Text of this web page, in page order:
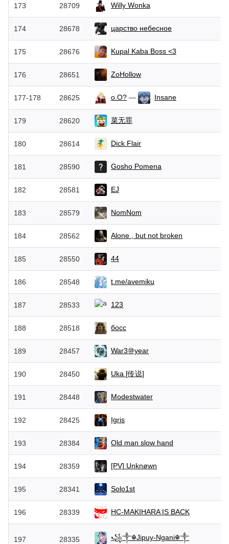
173 28709 Willy Wonka
174 28678 царство небесное
175 28676 Kupal Kaba Boss <3
176 28651 ZoHollow
177-178 28625 o.O? — Insane
179 28620 菜无罪
180 28614 Dick Flair
181 28590 Gosho Pomena
182 28581 EJ
183 28579 NomNom
184 28562 Alone , but not broken
185 28550 44
186 28548 t.me/avemiku
187 28533 123
188 28518 босс
189 28457 War3⑩year
190 28450 Uka [传说]
191 28448 Modestwater
192 28425 Igris
193 28384 Old man slow hand
194 28359 [PV] Unknøwn
195 28341 Solo1st
196 28339 HC-MAKIHARA IS BACK
197 28335 ꧁༒☬Jipuy-Ngani☬༒